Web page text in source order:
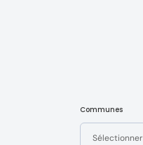
Communes
Sélectionner